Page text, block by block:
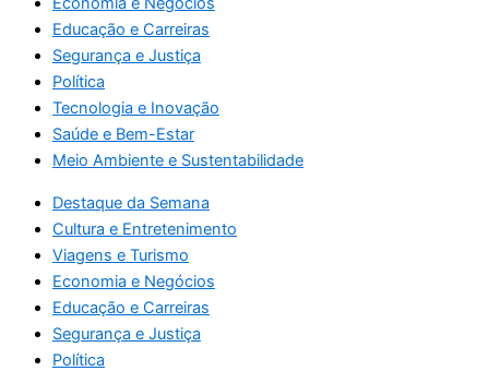
Educação e Carreiras
Segurança e Justiça
Política
Tecnologia e Inovação
Saúde e Bem-Estar
Meio Ambiente e Sustentabilidade
Destaque da Semana
Cultura e Entretenimento
Viagens e Turismo
Economia e Negócios
Educação e Carreiras
Segurança e Justiça
Política